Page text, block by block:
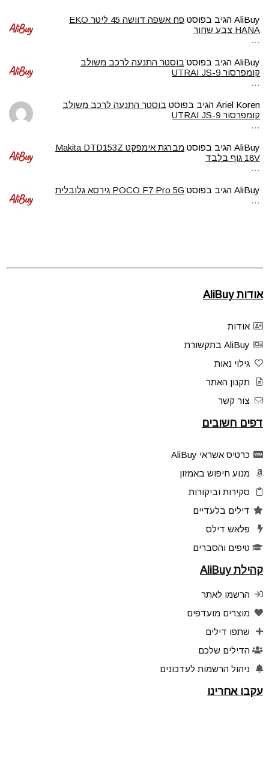
AliBuy הגיב בפוסט
פח אשפה דוושה 45 ליטר EKO
HANA צבע שחור
…
AliBuy הגיב בפוסט בוסטר התנעה לרכב משולב
קומפרסור UTRAI JS-9
…
Ariel Koren הגיב בפוסט בוסטר התנעה לרכב משולב
קומפרסור UTRAI JS-9
…
AliBuy הגיב בפוסט
מברגת אימפקט Makita DTD153Z
18V גוף בלבד
…
AliBuy הגיב בפוסט POCO F7 Pro 5G גירסא גלובלית
…
אודות AliBuy
אודות
AliBuy בתקשורת
גילוי נאות
תקנון האתר
צור קשר
דפים חשובים
כרטיס אשראי AliBuy
מנוע חיפוש באמזון
סקירות וביקורות
דילים בלעדיים
פלאש דילס
טיפים והסברים
קהילת AliBuy
הרשמו לאתר
מוצרים מועדפים
שתפו דילים
הדילים שלכם
ניהול הרשמות לעדכונים
עקבו אחרינו